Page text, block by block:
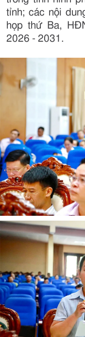
tỉnh; các nội
họp thứ Ba,
2026 - 2031.